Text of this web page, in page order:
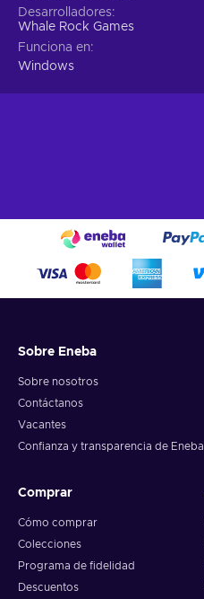
Desarrolladores
Whale Rock Games
Funciona en
Windows
Sobre Eneba
Sobre nosotros
Contáctanos
Vacantes
Confianza y transparencia de Eneba
Comprar
Cómo comprar
Colecciones
Programa de fidelidad
Descuentos